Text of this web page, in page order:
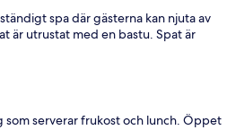
spa där gästerna kan njuta av
är utrustat med en bastu. Spat är
som serverar frukost och lunch. Öppet